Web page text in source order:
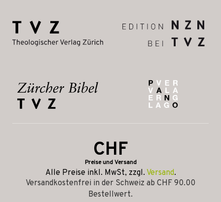
CHF
Preise und Versand
Alle Preise inkl. MwSt, zzgl. Versand.
Versandkostenfrei in der Schweiz ab CHF 90.00
Bestellwert.